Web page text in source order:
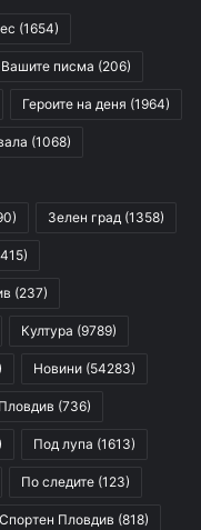
(1654)
Вашите писма (206)
Героите на деня (1964)
(1068)
Зелен град (1358)
(237)
Култура (9789)
Новини (54283)
(736)
Под лупа (1613)
По следите (123)
Спортен Пловдив (818)